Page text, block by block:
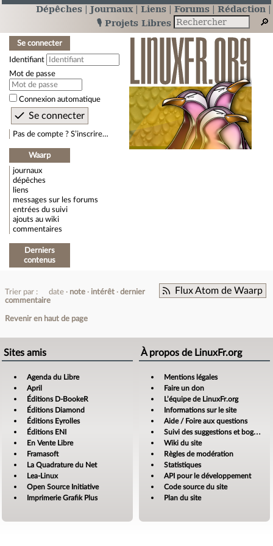
Dépêches Journaux Liens Forums
Rédaction
🎙️ Projets Libres
Se connecter
Identifiant
Mot de passe
Connexion automatique
Pas de compte ? S’inscrire…
Waarp
journaux
dépêches
liens
messages sur les forums
entrées du suivi
ajouts au wiki
commentaires
Derniers
contenus
Flux Atom de Waarp
Trier par : date note intérêt
dernier
commentaire
Revenir en haut de page
Sites amis
Agenda du Libre
April
Éditions D-BookeR
Éditions Diamond
Éditions Eyrolles
Éditions ENI
En Vente Libre
Framasoft
La Quadrature du Net
Lea-Linux
Open Source Initiative
Imprimerie Grafik Plus
À propos de LinuxFr.org
Mentions légales
Faire un don
L’équipe de LinuxFr.org
Informations sur le site
Aide / Foire aux questions
Suivi des suggestions et bogues
Wiki du site
Règles de modération
Statistiques
API pour le développement
Code source du site
Plan du site